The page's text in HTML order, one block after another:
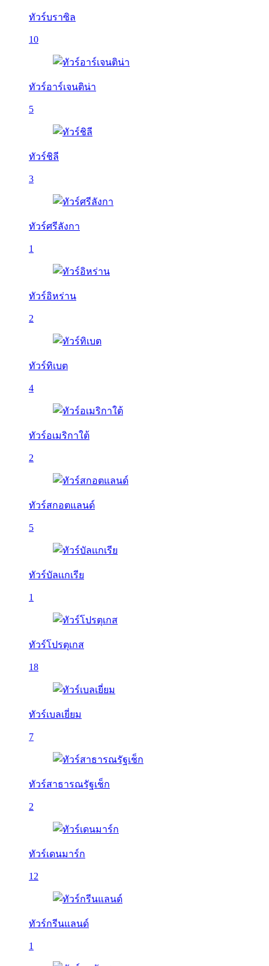
ทัวร์บราซิล
10
ทัวร์อาร์เจนติน่า
5
ทัวร์ชิลี
3
ทัวร์ศรีลังกา
1
ทัวร์อิหร่าน
2
ทัวร์ทิเบต
4
ทัวร์อเมริกาใต้
2
ทัวร์สกอตแลนด์
5
ทัวร์บัลเเกเรีย
1
ทัวร์โปรตุเกส
18
ทัวร์เบลเยี่ยม
7
ทัวร์สาธารณรัฐเช็ก
2
ทัวร์เดนมาร์ก
12
ทัวร์กรีนแลนด์
1